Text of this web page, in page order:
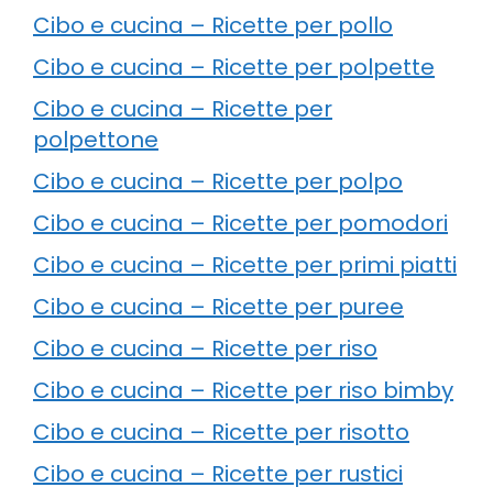
Cibo e cucina – Ricette per pollo
Cibo e cucina – Ricette per polpette
Cibo e cucina – Ricette per
polpettone
Cibo e cucina – Ricette per polpo
Cibo e cucina – Ricette per pomodori
Cibo e cucina – Ricette per primi piatti
Cibo e cucina – Ricette per puree
Cibo e cucina – Ricette per riso
Cibo e cucina – Ricette per riso bimby
Cibo e cucina – Ricette per risotto
Cibo e cucina – Ricette per rustici